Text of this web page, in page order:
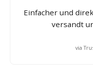
Einfacher und
versandt
via